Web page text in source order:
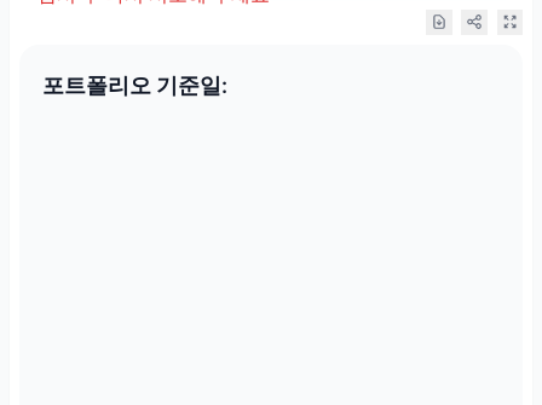
포트폴리오 기준일: